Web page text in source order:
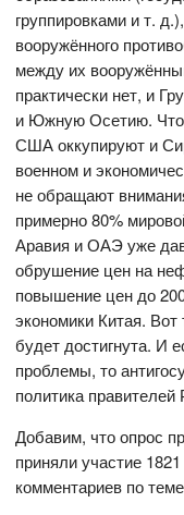
группировками и т.
вооружённого
между их
практически нет, и
и Южную Осетию. Что
США оккупируют и
военном и
не обращают
примерно 80%
Аравия и ОАЭ уже
обрушение цен на
повышение цен до
экономики Китая.
будет достигнута. И
проблемы, то
политика
Добавим, что опрос
приняли участие
комментариев по